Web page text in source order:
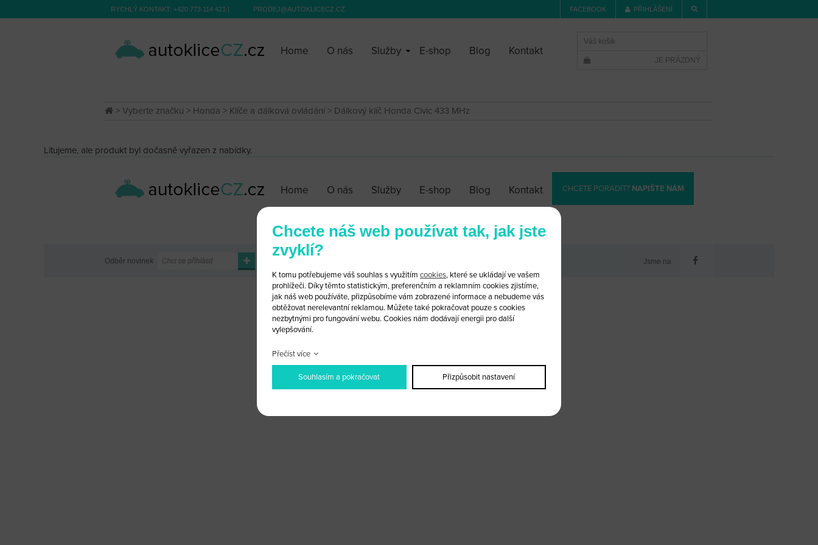
RYCHLÝ KONTAKT: +420 773 114 421 | PRODEJ@AUTOKLICECZ.CZ FACEBOOK PŘIHLÁŠENÍ
Home O nás Služby E-shop Blog Kontakt
Váš košík
JE PRÁZDNÝ
> Vyberte značku > Honda > Klíče a dálková ovládání> Dálkový klíč Honda Civic 433 MHz
Litujeme, ale produkt byl dočasně vyřazen z nabídky.
Home O nás Služby E-shop Blog Kontakt CHCETE PORADIT? NAPIŠTE NÁM
Odběr novinek Obchodní podmínky Jsme na
Chcete náš web používat tak, jak jste
zvyklí?
K tomu potřebujeme váš souhlas s využitím cookies, které se ukládají ve vašem
prohlížeči. Díky těmto statistickým, preferenčním a reklamním cookies zjistíme,
jak náš web používáte, přizpůsobíme vám zobrazené informace a nebudeme vás
obtěžovat nerelevantní reklamou. Můžete také pokračovat pouze s cookies
nezbytnými pro fungování webu. Cookies nám dodávají energii pro další
vylepšování.
Přečíst více
Souhlasím a pokračovat Přizpůsobit nastavení